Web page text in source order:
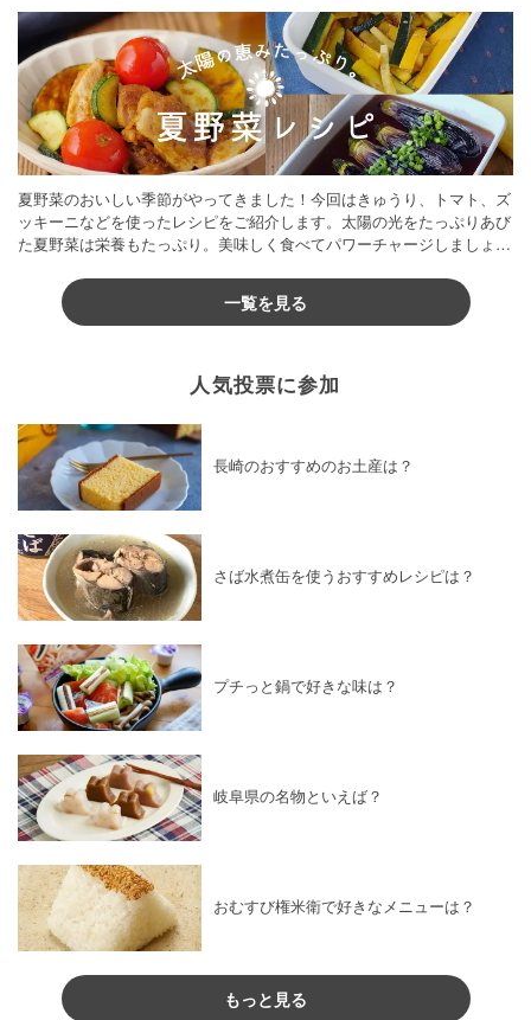
夏野菜のおいしい季節がやってきました！今回はきゅうり、トマト、ズ
ッキーニなどを使ったレシピをご紹介します。太陽の光をたっぷりあび
た夏野菜は栄養もたっぷり。美味しく食べてパワーチャージしましょう
一覧を見る
人気投票に参加
長崎のおすすめのお土産は？
さば水煮缶を使うおすすめレシピは？
プチっと鍋で好きな味は？
岐阜県の名物といえば？
おむすび権米衛で好きなメニューは？
もっと見る